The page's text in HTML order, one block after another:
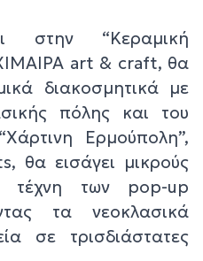
στην “Κεραμική
art & craft, θα
διακοσμητικά με
πόλης και του
Ερμούπολη”,
θα εισάγει μικρούς
τέχνη των pop-up
τα νεοκλασικά
σε τρισδιάστατες